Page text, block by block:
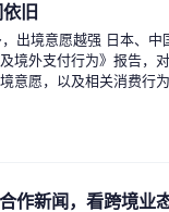
旧
出境意愿越强 日本、
境外支付行为》报告
意愿，以及相关消费行为
作新闻，看跨境业